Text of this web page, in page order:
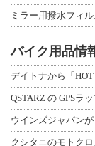
バイク用品情
デイトナから「
QSTARZ の GPSラ
ウインズジャパン